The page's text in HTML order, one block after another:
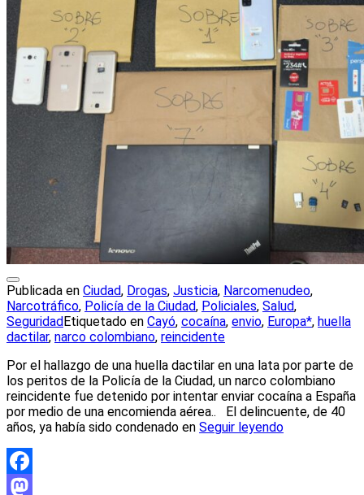
Publicada en Ciudad, Drogas, Justicia, Narcomenudeo,
Narcotráfico, Policía de la Ciudad, Policiales, Salud,
SeguridadEtiquetado en Cayó, cocaína, envio, Europa*, huella
dactilar, narco colombiano, reincidente
Por el hallazgo de una huella dactilar en una lata por parte de
los peritos de la Policía de la Ciudad, un narco colombiano
reincidente fue detenido por intentar enviar cocaína a España
por medio de una encomienda aérea.. El delincuente, de 40
años, ya había sido condenado en Seguir leyendo
Facebook